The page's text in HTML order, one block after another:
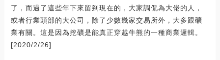
了，而過了這些年下來留到現在的，大家調侃為大佬的人，
或者行業頭部的大公司，除了少數幾家交易所外，大多跟礦
業有關。這是因為挖礦是能真正穿越牛熊的一種商業邏輯。
[2020/2/26]